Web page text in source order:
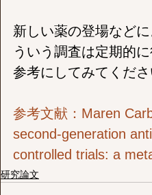
新しい薬の登場など
ういう調査は定期的
参考にしてみてくださ
参考文献：Maren
second‐generation
controlled trials: a
研究論文